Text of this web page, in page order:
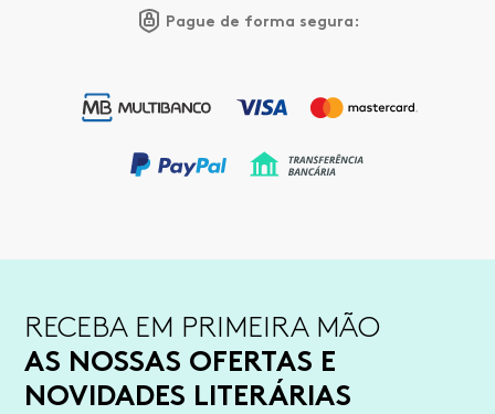
Pague de forma segura:
RECEBA EM PRIMEIRA MÃO
AS NOSSAS OFERTAS E
NOVIDADES LITERÁRIAS